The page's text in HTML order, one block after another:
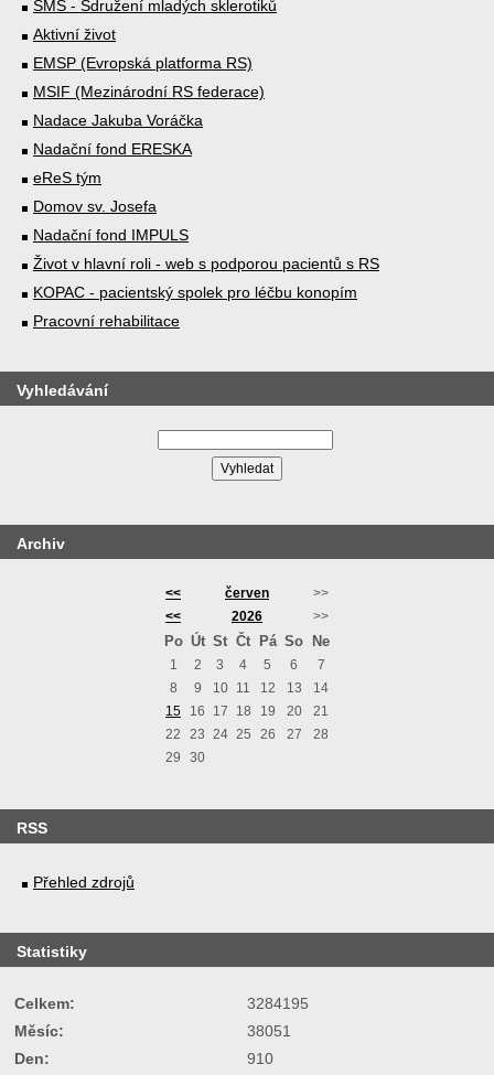
SMS - Sdružení mladých sklerotiků
Aktivní život
EMSP (Evropská platforma RS)
MSIF (Mezinárodní RS federace)
Nadace Jakuba Voráčka
Nadační fond ERESKA
eReS tým
Domov sv. Josefa
Nadační fond IMPULS
Život v hlavní roli - web s podporou pacientů s RS
KOPAC - pacientský spolek pro léčbu konopím
Pracovní rehabilitace
Vyhledávání
Archiv
<< červen
>>
<<
2026 >>
Po Út St Čt Pá So Ne
1 2 3 4 5 6
7
8
9 10 11 12 13
14
15
16 17 18 19 20
21
22
23 24 25 26 27
28
29
30
RSS
Přehled zdrojů
Statistiky
Celkem:
3284195
Měsíc:
38051
Den:
910